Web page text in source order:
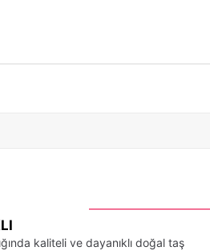
kaliteli ve dayanıklı doğal taş